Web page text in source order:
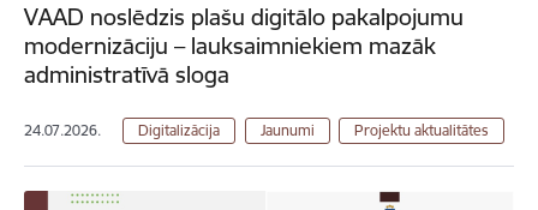
VAAD noslēdzis plašu digitālo pakalpojumu
modernizāciju – lauksaimniekiem mazāk
administratīvā sloga
24.07.2026. Digitalizācija Jaunumi Projektu aktualitātes